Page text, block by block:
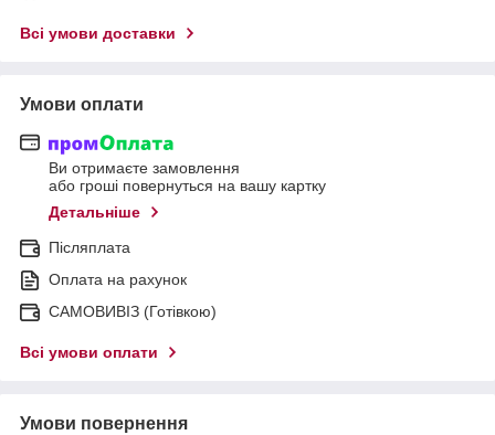
Всі умови доставки
Умови оплати
Ви отримаєте замовлення
або гроші повернуться на вашу картку
Детальніше
Післяплата
Оплата на рахунок
САМОВИВІЗ (Готівкою)
Всі умови оплати
Умови повернення